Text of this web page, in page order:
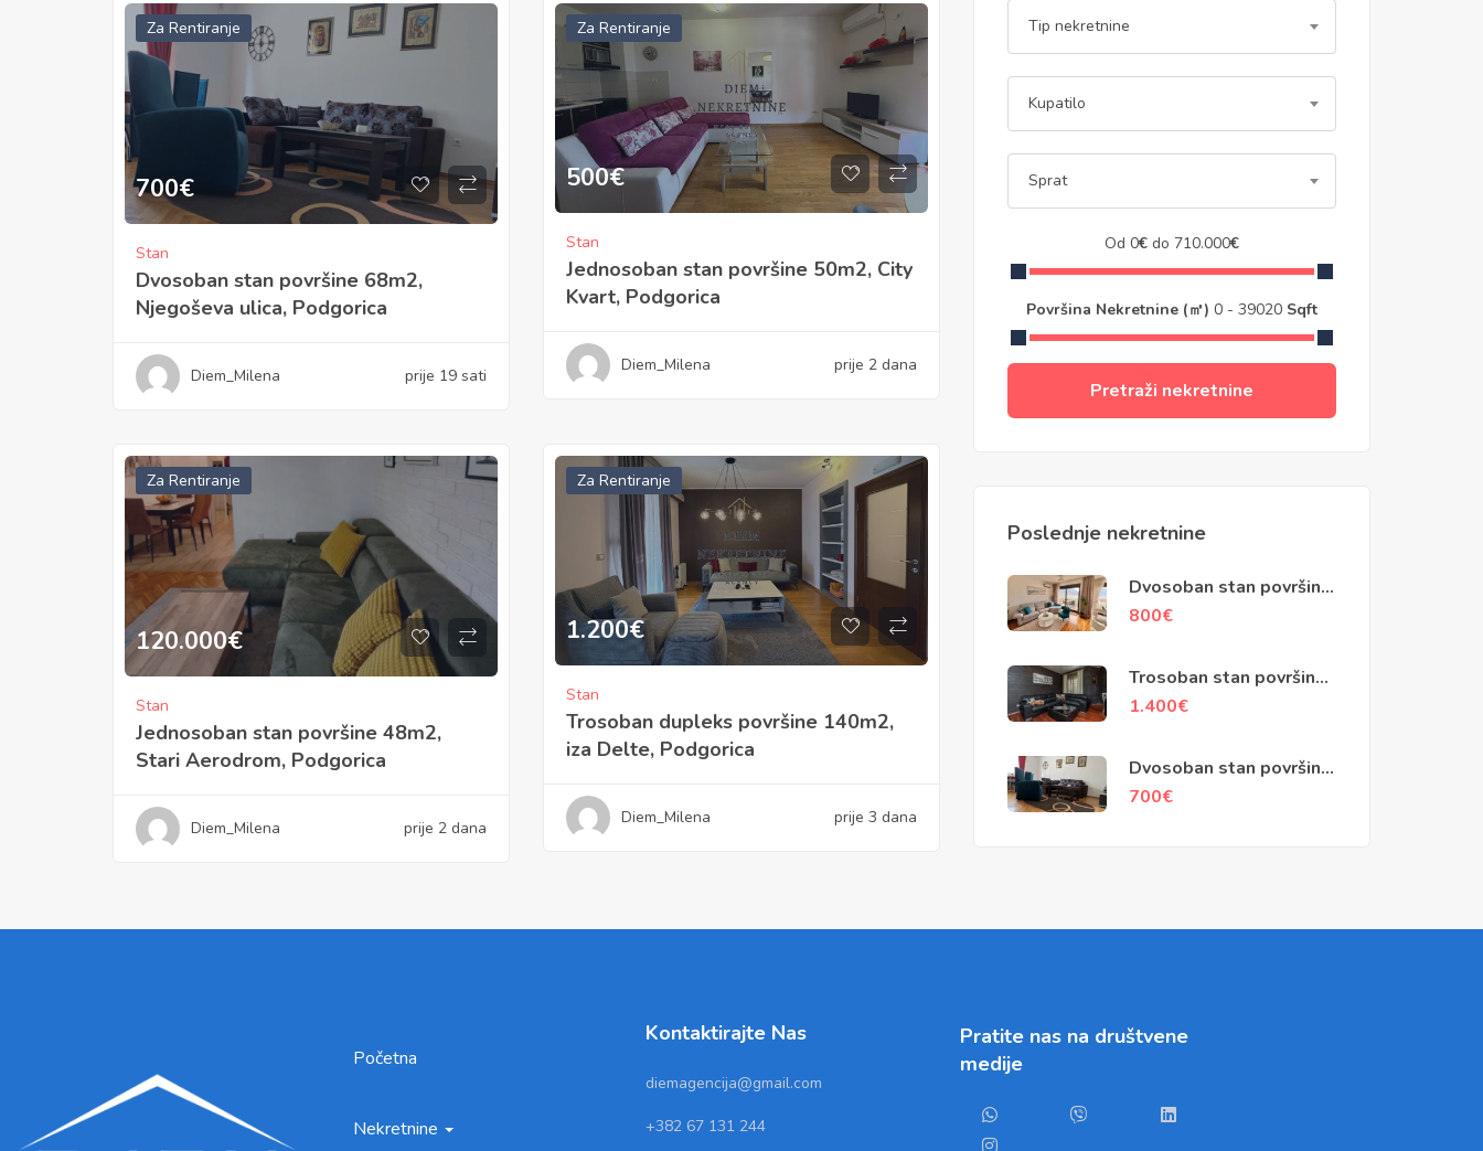
Za Rentiranje
700€
Stan
Dvosoban stan površine 68m2,
Njegoševa ulica, Podgorica
Diem_Milena prije 19 sati
Za Rentiranje
500€
Stan
Jednosoban stan površine 50m2, City
Kvart, Podgorica
Diem_Milena prije 2 dana
Za Rentiranje
120.000€
Stan
Jednosoban stan površine 48m2,
Stari Aerodrom, Podgorica
Diem_Milena prije 2 dana
Za Rentiranje
1.200€
Stan
Trosoban dupleks površine 140m2,
iza Delte, Podgorica
Diem_Milena prije 3 dana
Tip nekretnine
Kupatilo
Sprat
Od 0€ do 710.000€
Površina Nekretnine (㎡) 0 - 39020 Sqft
Pretraži nekretnine
Poslednje nekretnine
Dvosoban stan površine
70m2, Dobrota, Kotor
800€
Trosoban stan površine
120m2, Kriva ulica,
1.400€
Dvosoban stan površine
68m2, Njegoševa ulica,
700€
Početna
Nekretnine
Kontaktirajte Nas
diemagencija@gmail.com
+382 67 131 244
Pratite nas na društvene
medije